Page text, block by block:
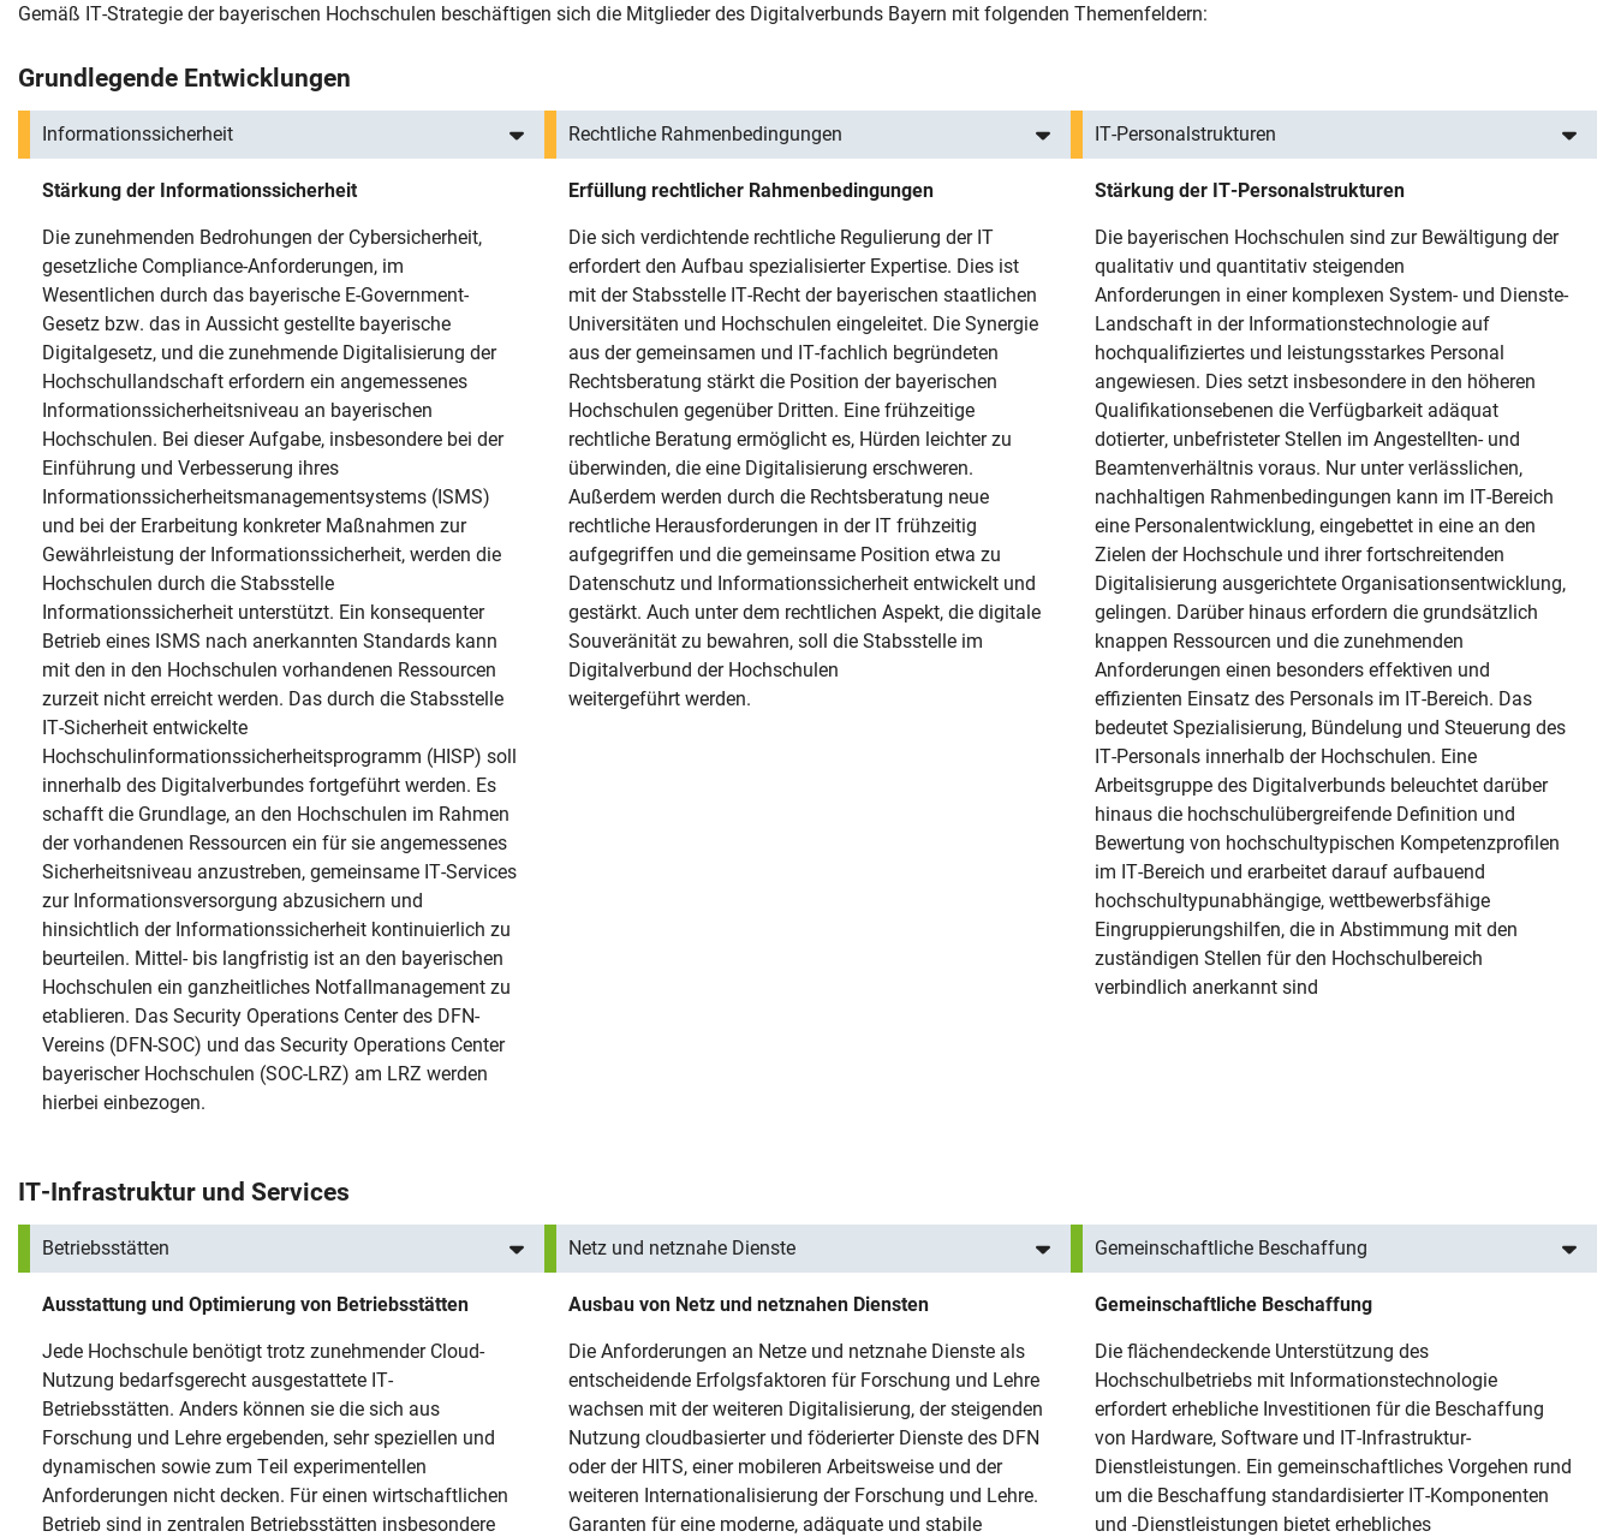
Gemäß IT-Strategie der bayerischen Hochschulen beschäftigen sich die Mitglieder des Digitalverbunds Bayern mit folgenden Themenfeldern:
Grundlegende Entwicklungen
Informationssicherheit
Stärkung der Informationssicherheit
Die zunehmenden Bedrohungen der Cybersicherheit,
gesetzliche Compliance-Anforderungen, im
Wesentlichen durch das bayerische E-Government-
Gesetz bzw. das in Aussicht gestellte bayerische
Digitalgesetz, und die zunehmende Digitalisierung der
Hochschullandschaft erfordern ein angemessenes
Informationssicherheitsniveau an bayerischen
Hochschulen. Bei dieser Aufgabe, insbesondere bei der
Einführung und Verbesserung ihres
Informationssicherheitsmanagementsystems (ISMS)
und bei der Erarbeitung konkreter Maßnahmen zur
Gewährleistung der Informationssicherheit, werden die
Hochschulen durch die Stabsstelle
Informationssicherheit unterstützt. Ein konsequenter
Betrieb eines ISMS nach anerkannten Standards kann
mit den in den Hochschulen vorhandenen Ressourcen
zurzeit nicht erreicht werden. Das durch die Stabsstelle
IT-Sicherheit entwickelte
Hochschulinformationssicherheitsprogramm (HISP) soll
innerhalb des Digitalverbundes fortgeführt werden. Es
schafft die Grundlage, an den Hochschulen im Rahmen
der vorhandenen Ressourcen ein für sie angemessenes
Sicherheitsniveau anzustreben, gemeinsame IT-Services
zur Informationsversorgung abzusichern und
hinsichtlich der Informationssicherheit kontinuierlich zu
beurteilen. Mittel- bis langfristig ist an den bayerischen
Hochschulen ein ganzheitliches Notfallmanagement zu
etablieren. Das Security Operations Center des DFN-
Vereins (DFN-SOC) und das Security Operations Center
bayerischer Hochschulen (SOC-LRZ) am LRZ werden
hierbei einbezogen.
Rechtliche Rahmenbedingungen
Erfüllung rechtlicher Rahmenbedingungen
Die sich verdichtende rechtliche Regulierung der IT
erfordert den Aufbau spezialisierter Expertise. Dies ist
mit der Stabsstelle IT-Recht der bayerischen staatlichen
Universitäten und Hochschulen eingeleitet. Die Synergie
aus der gemeinsamen und IT-fachlich begründeten
Rechtsberatung stärkt die Position der bayerischen
Hochschulen gegenüber Dritten. Eine frühzeitige
rechtliche Beratung ermöglicht es, Hürden leichter zu
überwinden, die eine Digitalisierung erschweren.
Außerdem werden durch die Rechtsberatung neue
rechtliche Herausforderungen in der IT frühzeitig
aufgegriffen und die gemeinsame Position etwa zu
Datenschutz und Informationssicherheit entwickelt und
gestärkt. Auch unter dem rechtlichen Aspekt, die digitale
Souveränität zu bewahren, soll die Stabsstelle im
Digitalverbund der Hochschulen
weitergeführt werden.
IT-Personalstrukturen
Stärkung der IT-Personalstrukturen
Die bayerischen Hochschulen sind zur Bewältigung der
qualitativ und quantitativ steigenden
Anforderungen in einer komplexen System- und Dienste-
Landschaft in der Informationstechnologie auf
hochqualifiziertes und leistungsstarkes Personal
angewiesen. Dies setzt insbesondere in den höheren
Qualifikationsebenen die Verfügbarkeit adäquat
dotierter, unbefristeter Stellen im Angestellten- und
Beamtenverhältnis voraus. Nur unter verlässlichen,
nachhaltigen Rahmenbedingungen kann im IT-Bereich
eine Personalentwicklung, eingebettet in eine an den
Zielen der Hochschule und ihrer fortschreitenden
Digitalisierung ausgerichtete Organisationsentwicklung,
gelingen. Darüber hinaus erfordern die grundsätzlich
knappen Ressourcen und die zunehmenden
Anforderungen einen besonders effektiven und
effizienten Einsatz des Personals im IT-Bereich. Das
bedeutet Spezialisierung, Bündelung und Steuerung des
IT-Personals innerhalb der Hochschulen. Eine
Arbeitsgruppe des Digitalverbunds beleuchtet darüber
hinaus die hochschulübergreifende Definition und
Bewertung von hochschultypischen Kompetenzprofilen
im IT-Bereich und erarbeitet darauf aufbauend
hochschultypunabhängige, wettbewerbsfähige
Eingruppierungshilfen, die in Abstimmung mit den
zuständigen Stellen für den Hochschulbereich
verbindlich anerkannt sind
IT-Infrastruktur und Services
Betriebsstätten
Ausstattung und Optimierung von Betriebsstätten
Jede Hochschule benötigt trotz zunehmender Cloud-
Nutzung bedarfsgerecht ausgestattete IT-
Betriebsstätten. Anders können sie die sich aus
Forschung und Lehre ergebenden, sehr speziellen und
dynamischen sowie zum Teil experimentellen
Anforderungen nicht decken. Für einen wirtschaftlichen
Betrieb sind in zentralen Betriebsstätten insbesondere
Netz und netznahe Dienste
Ausbau von Netz und netznahen Diensten
Die Anforderungen an Netze und netznahe Dienste als
entscheidende Erfolgsfaktoren für Forschung und Lehre
wachsen mit der weiteren Digitalisierung, der steigenden
Nutzung cloudbasierter und föderierter Dienste des DFN
oder der HITS, einer mobileren Arbeitsweise und der
weiteren Internationalisierung der Forschung und Lehre.
Garanten für eine moderne, adäquate und stabile
Gemeinschaftliche Beschaffung
Gemeinschaftliche Beschaffung
Die flächendeckende Unterstützung des
Hochschulbetriebs mit Informationstechnologie
erfordert erhebliche Investitionen für die Beschaffung
von Hardware, Software und IT-Infrastruktur-
Dienstleistungen. Ein gemeinschaftliches Vorgehen rund
um die Beschaffung standardisierter IT-Komponenten
und -Dienstleistungen bietet erhebliches